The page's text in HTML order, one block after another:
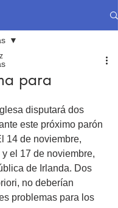
para
disputará dos
este próximo parón
14 de noviembre,
el 17 de noviembre,
de Irlanda. Dos
no deberían
problemas para los